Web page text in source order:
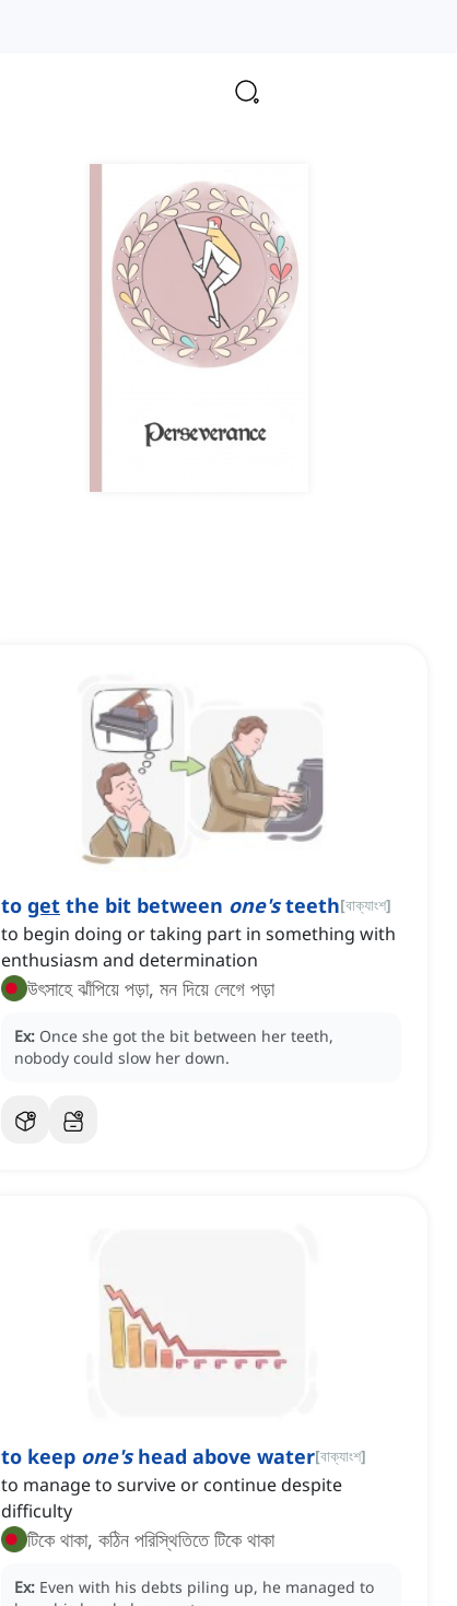
to get the bit between one'steeth[বাক্যাংশ]
to begin doing or taking part in something with
enthusiasm and determination
উৎসাহে ঝাঁপিয়ে পড়া, মন দিয়ে লেগে পড়া
Ex: Once she got the bit between her teeth,
nobody could slow her down.
to keep one'shead above water[বাক্যাংশ]
to manage to survive or continue despite
difficulty
টিকে থাকা, কঠিন পরিস্থিতিতে টিকে থাকা
Ex: Even with his debts piling up, he managed to